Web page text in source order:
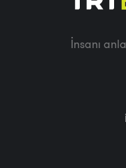
İnsanı